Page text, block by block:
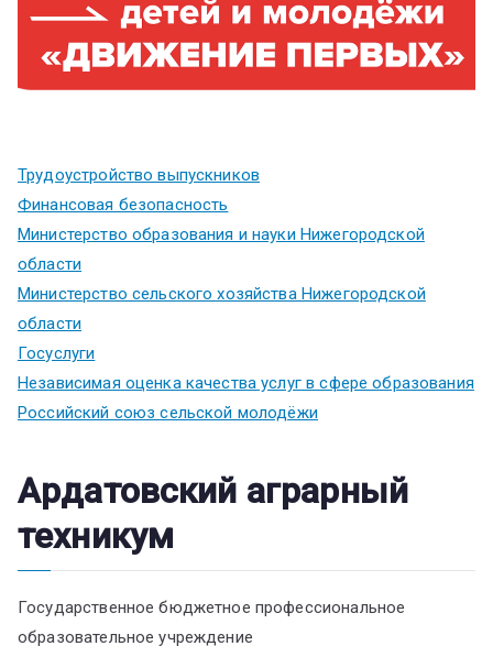
Трудоустройство выпускников
Финансовая безопасность
Министерство образования и науки Нижегородской
области
Министерство сельского хозяйства Нижегородской
области
Госуслуги
Независимая оценка качества услуг в сфере образования
Российский союз сельской молодёжи
Ардатовский аграрный
техникум
Государственное бюджетное профессиональное
образовательное учреждение